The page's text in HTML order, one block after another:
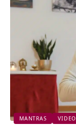
MANTRAS VIDEO